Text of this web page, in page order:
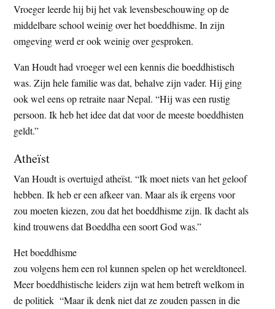
Vroeger leerde hij bij het vak levensbeschouwing op de
middelbare school weinig over het boeddhisme. In zijn
omgeving werd er ook weinig over gesproken.
Van Houdt had vroeger wel een kennis die boeddhistisch
was. Zijn hele familie was dat, behalve zijn vader. Hij ging
ook wel eens op retraite naar Nepal. “Hij was een rustig
persoon. Ik heb het idee dat dat voor de meeste boeddhisten
geldt.”
Atheïst
Van Houdt is overtuigd atheïst. “Ik moet niets van het geloof
hebben. Ik heb er een afkeer van. Maar als ik ergens voor
zou moeten kiezen, zou dat het boeddhisme zijn. Ik dacht als
kind trouwens dat Boeddha een soort God was.”
Het boeddhisme
zou volgens hem een rol kunnen spelen op het wereldtoneel.
Meer boeddhistische leiders zijn wat hem betreft welkom in
de politiek “Maar ik denk niet dat ze zouden passen in die